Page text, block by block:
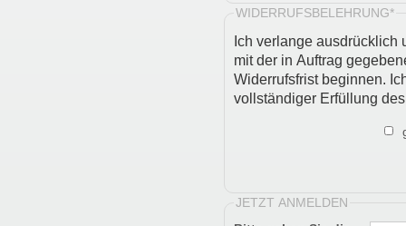
WIDERRUFSBELEHRUNG*
Ich verlange ausdrücklich
mit der in Auftrag
Widerrufsfrist beginnen.
vollständiger Erfüllung
JETZT ANMELDEN